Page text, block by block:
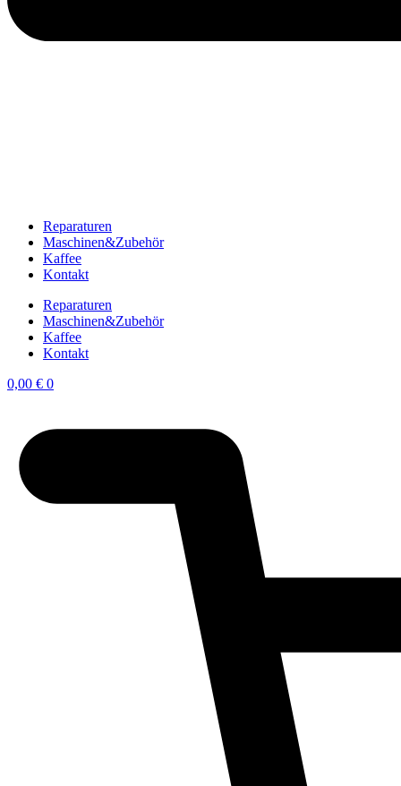
Reparaturen
Maschinen&Zubehör
Kaffee
Kontakt
Reparaturen
Maschinen&Zubehör
Kaffee
Kontakt
0,00 € 0